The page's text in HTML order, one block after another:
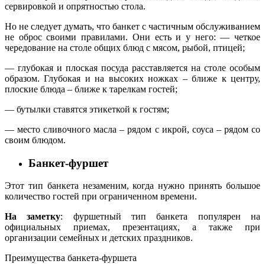
сервировкой и опрятностью стола.
Но не следует думать, что банкет с частичным обслуживанием
не оброс своими правилами. Они есть и у него: — четкое
чередование на столе общих блюд с мясом, рыбой, птицей;
— глубокая и плоская посуда расставляется на столе особым
образом. Глубокая и на высоких ножках – ближе к центру,
плоские блюда – ближе к тарелкам гостей;
— бутылки ставятся этикеткой к гостям;
— место сливочного масла – рядом с икрой, соуса – рядом со
своим блюдом.
Банкет-фуршет
Этот тип банкета незаменим, когда нужно принять большое
количество гостей при ограниченном времени.
На заметку: фуршетный тип банкета популярен на
официальных приемах, презентациях, а также при
организации семейных и детских праздников.
Преимущества банкета-фуршета